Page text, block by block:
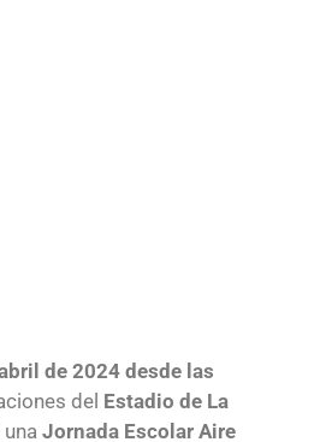
de 2024 desde las
del Estadio de La
Jornada Escolar Aire